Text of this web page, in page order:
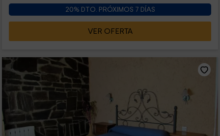
20% DTO. PRÓXIMOS 7 DÍAS
VER OFERTA